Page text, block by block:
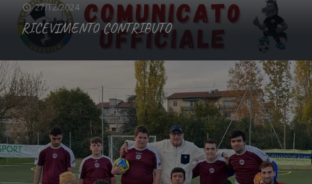
27/12/2024
RICEVIMENTO CONTRIBUTO